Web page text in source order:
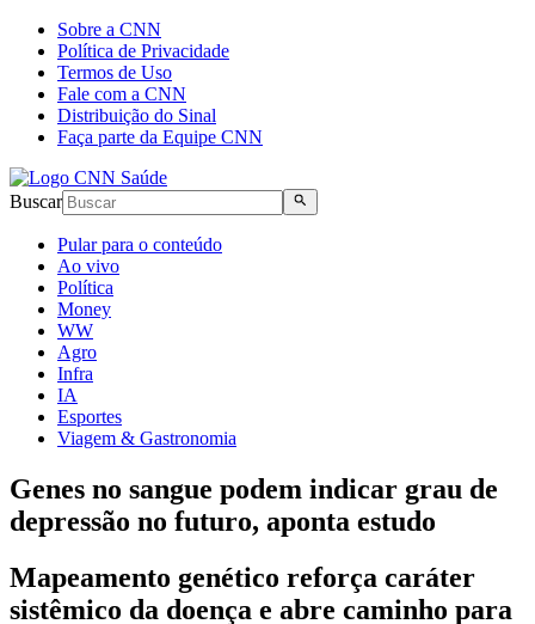
Sobre a CNN
Política de Privacidade
Termos de Uso
Fale com a CNN
Distribuição do Sinal
Faça parte da Equipe CNN
Buscar
Pular para o conteúdo
Ao vivo
Política
Money
WW
Agro
Infra
IA
Esportes
Viagem & Gastronomia
Genes no sangue podem indicar grau de
depressão no futuro, aponta estudo
Mapeamento genético reforça caráter
sistêmico da doença e abre caminho para